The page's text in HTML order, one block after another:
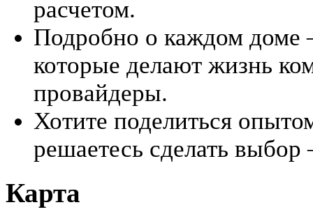
расчетом.
Подробно о каждом
которые делают жизнь
провайдеры.
Хотите поделиться
решаетесь сделать
Карта